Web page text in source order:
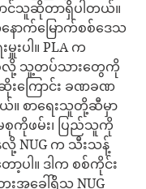
ာင်သူဆိုတာရှိပါတယ်။
ောက်မြောက်စစ်ဒေသ
းပါ။ PLA က
လို့ သူ့တပ်သားတွေကို
ကြောင်း ခဏခဏ
ယ်။ စာရေးသူတို့ဆီမှာ
ဖမ်း၊ ပြည်သူကို
NUG က သီးသန့်
ာ့ပါ။ ဒါက စစ်ကိုင်း
အခေါ်ရှိသူ NUG